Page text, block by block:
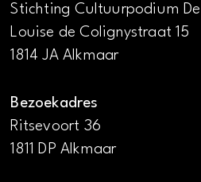
Stichting Cultuurpodium
Louise de Colignystraat 15
1814 JA Alkmaar
Bezoekadres
Ritsevoort 36
1811 DP Alkmaar